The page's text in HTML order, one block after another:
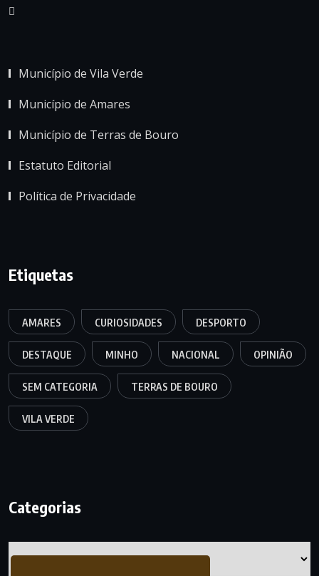
Município de Vila Verde
Município de Amares
Município de Terras de Bouro
Estatuto Editorial
Política de Privacidade
Etiquetas
AMARES CURIOSIDADES DESPORTO
DESTAQUE MINHO NACIONAL OPINIÃO
SEM CATEGORIA TERRAS DE BOURO
VILA VERDE
Categorias